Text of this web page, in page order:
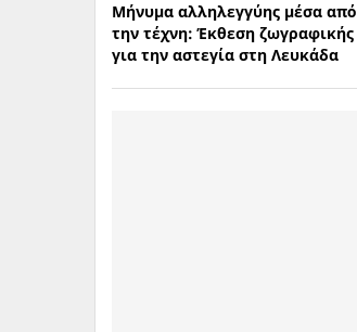
Μήνυμα αλληλεγγύης μέσα από
την τέχνη: Έκθεση ζωγραφικής
για την αστεγία στη Λευκάδα